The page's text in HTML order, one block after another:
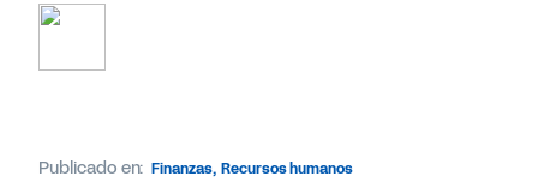
Publicado en: Finanzas, Recursos humanos